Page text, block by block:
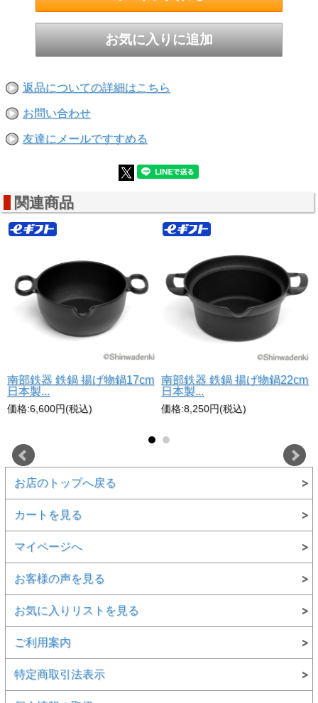
ガス・IH両対応！どんなキッチンでも活躍
100V・200VのIHクッキングヒーターはもちろん、ガスコン
ロでもお使いいただけます。
引っ越しや買い替えがあっても、長く愛用していただける安
心設計です。
返品についての詳細はこちら
お問い合わせ
友達にメールですすめる
関連商品
南部鉄器 鉄鍋 揚げ物鍋17cm
日本製...
価格:6,600円(税込)
南部鉄器 鉄鍋 揚げ物鍋22cm
日本製...
価格:8,250円(税込)
お店のトップへ戻る
カートを見る
マイページへ
お客様の声を見る
お気に入りリストを見る
ご利用案内
特定商取引法表示